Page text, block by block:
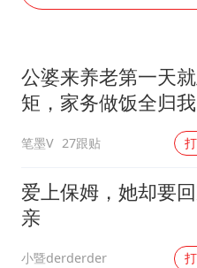
手机
加
公婆来养老第一天
矩，家务做饭全归我
公点头，我一句话
寂静
笔墨V 27跟贴
爱上保姆，她却要
亲
小暨derderder